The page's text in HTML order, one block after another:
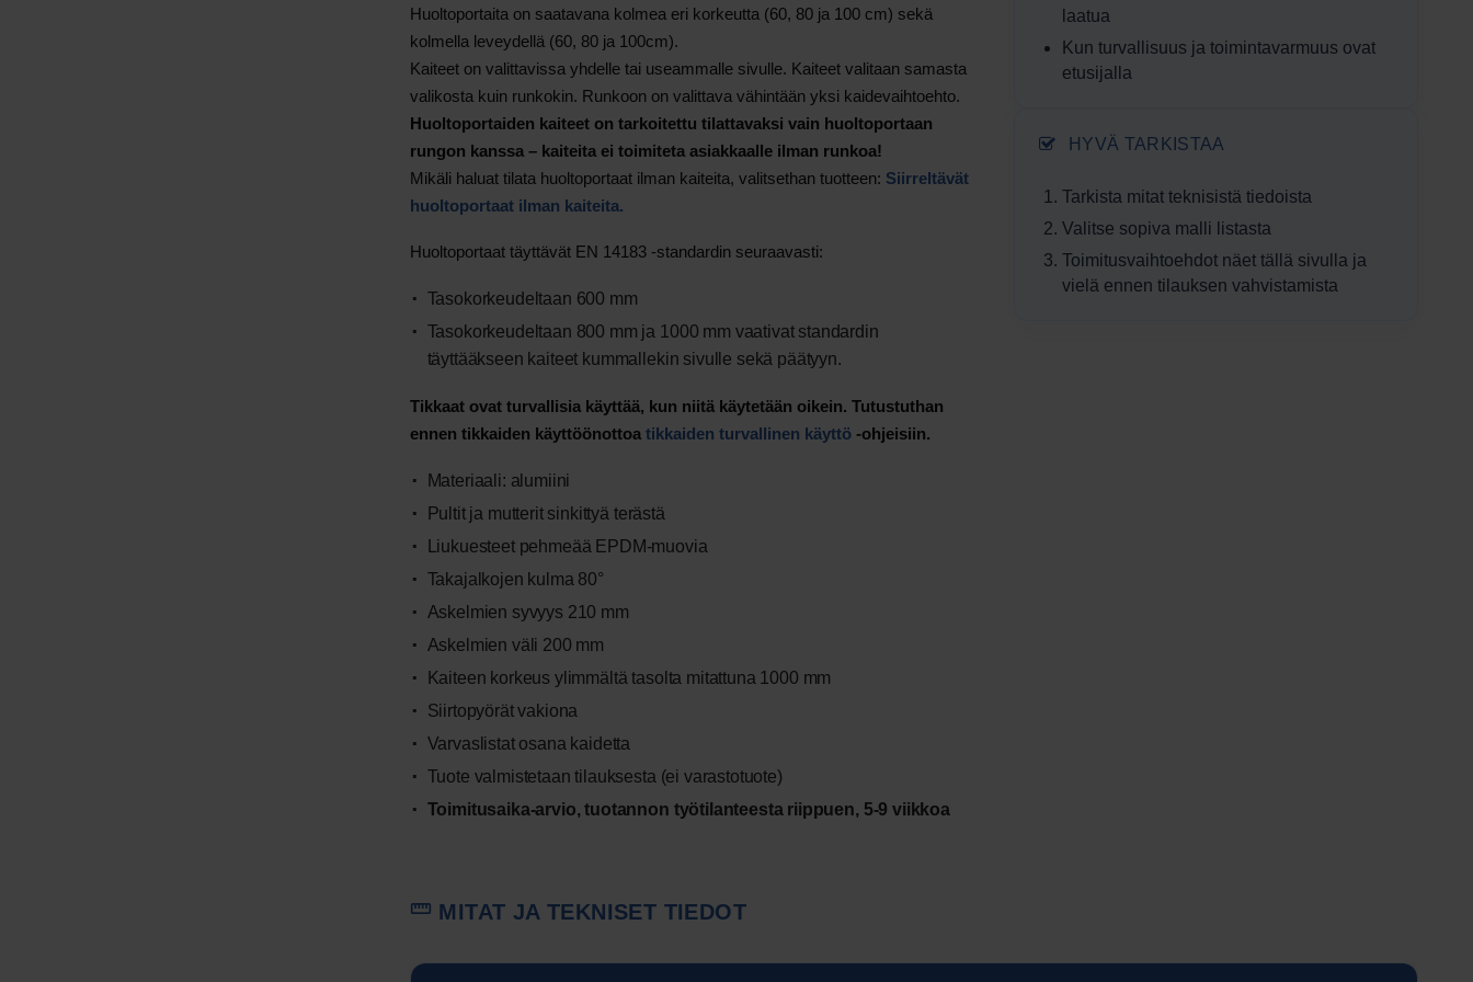
Huoltoportaita on saatavana kolmea eri korkeutta (60, 80 ja 100 cm) sekä
kolmella leveydellä (60, 80 ja 100cm).
Kaiteet on valittavissa yhdelle tai useammalle sivulle. Kaiteet valitaan samasta
valikosta kuin runkokin. Runkoon on valittava vähintään yksi kaidevaihtoehto.
Huoltoportaiden kaiteet on tarkoitettu tilattavaksi vain huoltoportaan
rungon kanssa – kaiteita ei toimiteta asiakkaalle ilman runkoa!
Mikäli haluat tilata huoltoportaat ilman kaiteita, valitsethan tuotteen: Siirreltävät
huoltoportaat ilman kaiteita.
Huoltoportaat täyttävät EN 14183 -standardin seuraavasti:
Tasokorkeudeltaan 600 mm
Tasokorkeudeltaan 800 mm ja 1000 mm vaativat standardin
täyttääkseen kaiteet kummallekin sivulle sekä päätyyn.
Tikkaat ovat turvallisia käyttää, kun niitä käytetään oikein. Tutustuthan
ennen tikkaiden käyttöönottoa tikkaiden turvallinen käyttö -ohjeisiin.
Materiaali: alumiini
Pultit ja mutterit sinkittyä terästä
Liukuesteet pehmeää EPDM-muovia
Takajalkojen kulma 80°
Askelmien syvyys 210 mm
Askelmien väli 200 mm
Kaiteen korkeus ylimmältä tasolta mitattuna 1000 mm
Siirtopyörät vakiona
Varvaslistat osana kaidetta
Tuote valmistetaan tilauksesta (ei varastotuote)
Toimitusaika-arvio, tuotannon työtilanteesta riippuen, 5-9 viikkoa
laatua
Kun turvallisuus ja toiminta­varmuus ovat
etusijalla
HYVÄ TARKISTAA
Tarkista mitat teknisistä tiedoista
Valitse sopiva malli listasta
Toimitus­vaihtoehdot näet tällä sivulla ja
vielä ennen tilauksen vahvistamista
MITAT JA TEKNISET TIEDOT